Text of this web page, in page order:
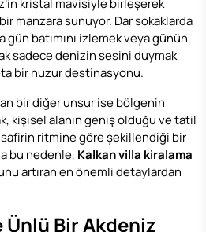
kristal mavisiyle birleşerek
manzara sunuyor. Dar sokaklarda
gün batımını izlemek veya günün
sadece denizin sesini duymak
bir huzur destinasyonu.
bir diğer unsur ise bölgenin
kişisel alanın geniş olduğu ve tatil
ritmine göre şekillendiği bir
bu nedenle, Kalkan villa kiralama
artıran en önemli detaylardan
Ünlü Bir Akdeniz